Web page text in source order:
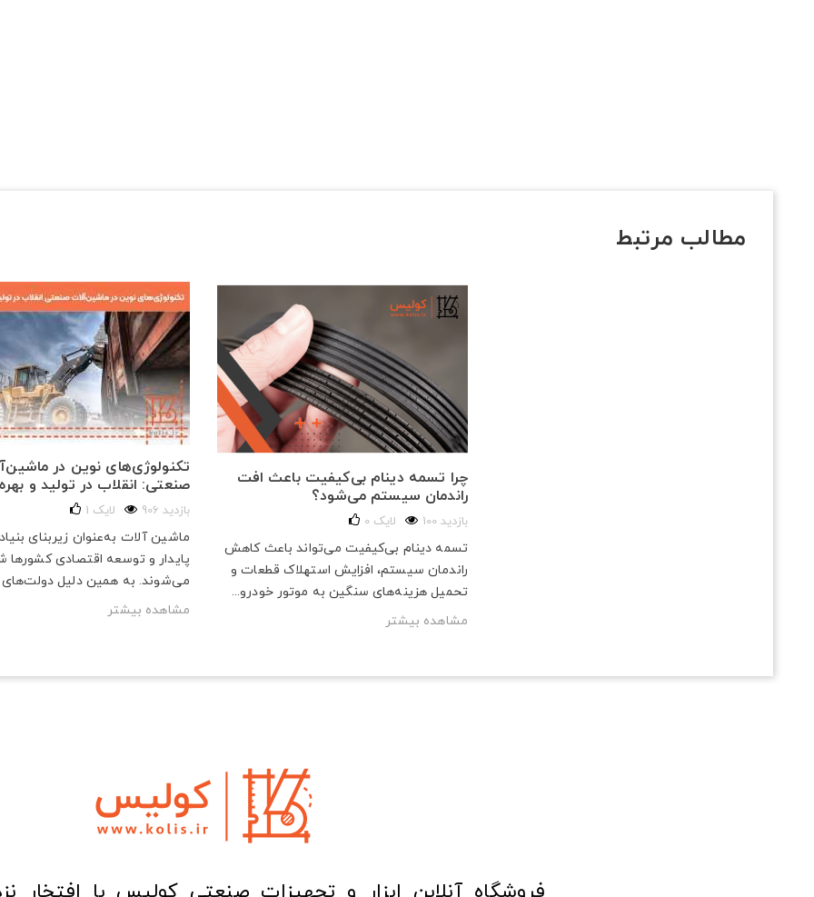
مطالب مرتبط
تکنولوژی‌های نوین در
صنعتی: انقلاب در تولید و
906 بازدید 1 لایک
ماشین آلات به‌عنوان زیربنای
پایدار و توسعه اقتصادی کشورها
می‌شوند. به همین دلیل دولت‌های
مشاهده بیشتر
چرا تسمه دینام بی‌کیفیت باعث افت
راندمان سیستم می‌شود؟
100 بازدید 0 لایک
تسمه دینام بی‌کیفیت می‌تواند باعث کاهش
راندمان سیستم، افزایش استهلاک قطعات و
تحمیل هزینه‌های سنگین به موتور خودرو...
مشاهده بیشتر